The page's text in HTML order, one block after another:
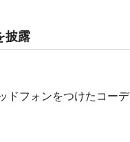
披露
ドフォンをつけたコーデ